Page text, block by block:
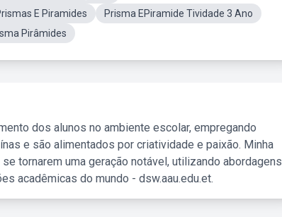
E Piramides
Prisma EPiramide Tividade 3 Ano
Pirâmides
dos alunos no ambiente escolar, empregando
e são alimentados por criatividade e paixão. Minha
tornarem uma geração notável, utilizando abordagens
acadêmicas do mundo - dsw.aau.edu.et.